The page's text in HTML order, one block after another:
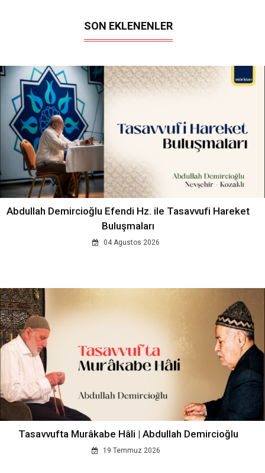
SON EKLENENLER
Abdullah Demircioğlu Efendi Hz. ile Tasavvufi Hareket
Buluşmaları
04 Agustos 2026
Tasavvufta Murâkabe Hâli | Abdullah Demircioğlu
19 Temmuz 2026